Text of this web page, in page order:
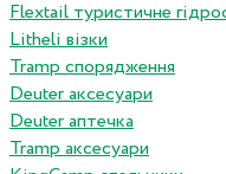
Flextail туристичне
Litheli візки
Tramp спорядження
Deuter аксесуари
Deuter аптечка
Tramp аксесуари